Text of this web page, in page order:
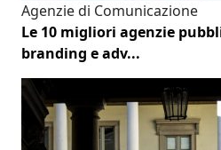
Agenzie di Comunicazione
Le 10 migliori agenzie
branding e adv...